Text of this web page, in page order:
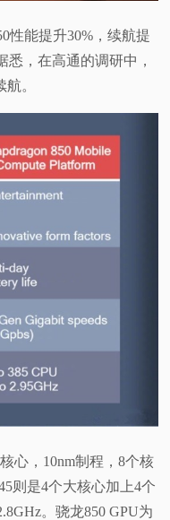
性能提升30%，续航提
悉，在高通的调研中，
。
心，10nm制程，8个核
则是4个大核心加上4个
。骁龙850 GPU为